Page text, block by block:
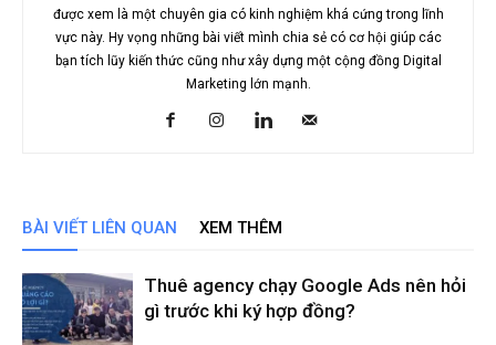
được xem là một chuyên gia có kinh nghiệm khá cứng trong lĩnh
vực này. Hy vọng những bài viết mình chia sẻ có cơ hội giúp các
bạn tích lũy kiến thức cũng như xây dựng một cộng đồng Digital
Marketing lớn mạnh.
BÀI VIẾT LIÊN QUAN XEM THÊM
Thuê agency chạy Google Ads nên hỏi
gì trước khi ký hợp đồng?